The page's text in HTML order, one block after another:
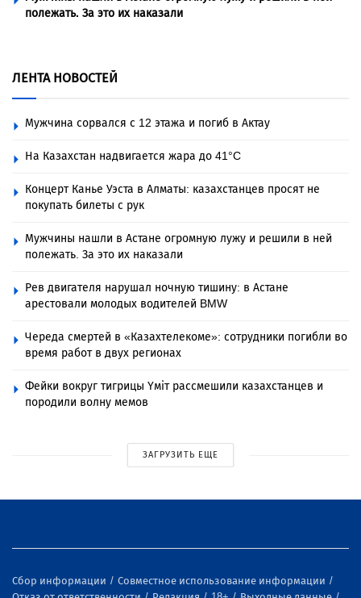
полежать. За это их наказали
ЛЕНТА НОВОСТЕЙ
Мужчина сорвался с 12 этажа и погиб в Актау
На Казахстан надвигается жара до 41°C
Концерт Канье Уэста в Алматы: казахстанцев просят не
покупать билеты с рук
Мужчины нашли в Астане огромную лужу и решили в ней
полежать. За это их наказали
Рев двигателя нарушал ночную тишину: в Астане
арестовали молодых водителей BMW
Череда смертей в «Казахтелекоме»: сотрудники погибли во
время работ в двух регионах
Фейки вокруг тигрицы Үміт рассмешили казахстанцев и
породили волну мемов
ЗАГРУЗИТЬ ЕЩЕ
Сбор информации
Совместное использование информации